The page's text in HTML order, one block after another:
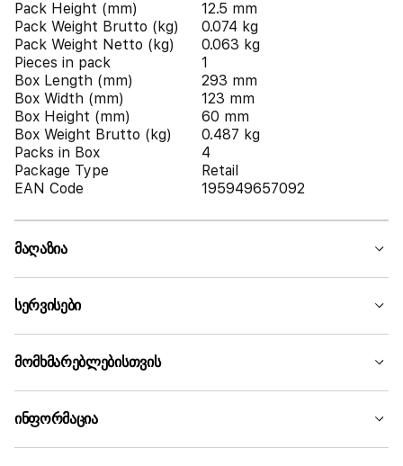
Pack Height (mm)
12.5 mm
Pack Weight Brutto (kg)
0.074 kg
Pack Weight Netto (kg)
0.063 kg
Pieces in pack
1
Box Length (mm)
293 mm
Box Width (mm)
123 mm
Box Height (mm)
60 mm
Box Weight Brutto (kg)
0.487 kg
Packs in Box
4
Package Type
Retail
EAN Code
195949657092
მაღაზია
სერვისები
მომხმარებლებისთვის
ინფორმაცია